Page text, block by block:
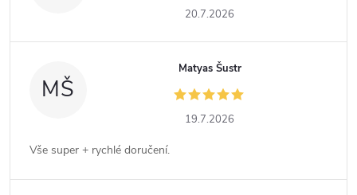
20.7.2026
MŠ
Matyas Šustr
19.7.2026
Vše super + rychlé doručení.